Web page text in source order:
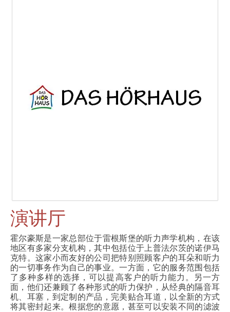
演讲厅
霍尔豪斯是一家总部位于雷根斯堡的听力声学机构，在该
地区有多家分支机构，其中包括位于上普法尔茨的诺伊马
克特。这家小而友好的公司把特别照顾客户的耳朵和听力
的一切事务作为自己的事业。一方面，它的服务范围包括
了多种多样的选择，可以提高客户的听力能力。另一方
面，他们还兼顾了各种形式的听力保护，从经典的隔音耳
机、耳塞，到定制的产品，完美贴合耳道，以全新的方式
将其密封起来。根据您的意愿，甚至可以安装不同的滤波